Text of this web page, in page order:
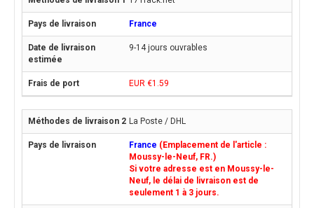
France
9-14 jours ouvrables
EUR €1.59
La Poste / DHL
France (Emplacement de l'article :
Moussy-le-Neuf, FR.)
Si votre adresse est en Moussy-le-
Neuf, le délai de livraison est de
seulement 1 à 3 jours.